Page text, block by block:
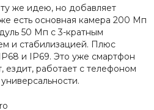
же идею, но добавляет
есть основная камера 200 Мп
50 Мп с 3-кратным
и стабилизацией. Плюс
и IP69. Это уже смартфон
ездит, работает с телефоном